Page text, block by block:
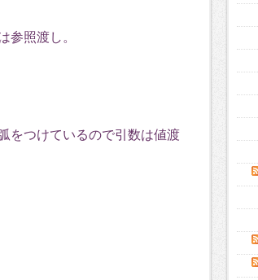
参照渡し。
をつけているので引数は値渡